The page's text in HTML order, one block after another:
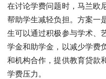
在讨论学费问题时，马兰欧
帮助学生减轻负担。方案一
生可以通过积极参与学术、
学金和助学金，以减少学费
和机构合作，提供教育贷款
学费压力。